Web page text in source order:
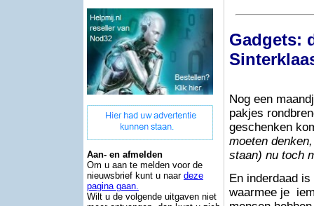
Aan- en afmelden
Om u aan te melden voor de
nieuwsbrief kunt u naar deze
pagina gaan.
Wilt u de volgende uitgaven niet
Gadgets:
Nog een
pakjes
geschenken
moeten
staan) nu toch
En inderdaad
waarmee je